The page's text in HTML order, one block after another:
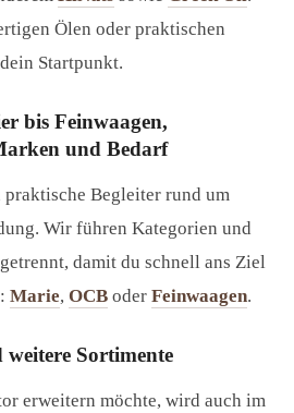
Ölen oder praktischen
Startpunkt.
bis Feinwaagen,
und Bedarf
praktische Begleiter rund um
Wir führen Kategorien und
damit du schnell ans Ziel
Marie, OCB oder Feinwaagen.
Sortimente
erweitern möchte, wird auch im